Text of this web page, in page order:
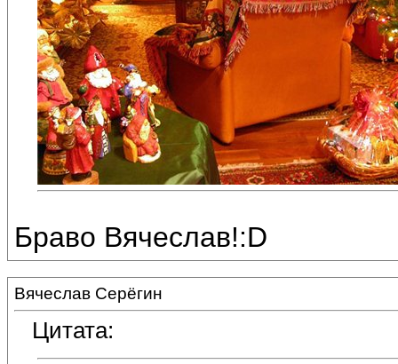
Браво Вячеслав!:D
Вячеслав Серёгин
Цитата: